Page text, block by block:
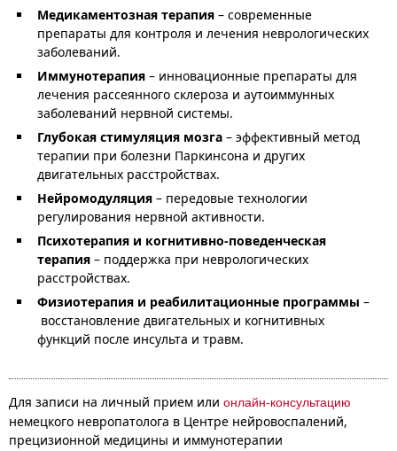
Медикаментозная терапия – современные
препараты для контроля и лечения неврологических
заболеваний.
Иммунотерапия – инновационные препараты для
лечения рассеянного склероза и аутоиммунных
заболеваний нервной системы.
Глубокая стимуляция мозга – эффективный метод
терапии при болезни Паркинсона и других
двигательных расстройствах.
Нейромодуляция – передовые технологии
регулирования нервной активности.
Психотерапия и когнитивно-поведенческая
терапия – поддержка при неврологических
расстройствах.
Физиотерапия и реабилитационные программы –
восстановление двигательных и когнитивных
функций после инсульта и травм.
Для записи на личный прием или онлайн-консультацию
немецкого невропатолога в Центре нейровоспалений,
прецизионной медицины и иммунотерапии